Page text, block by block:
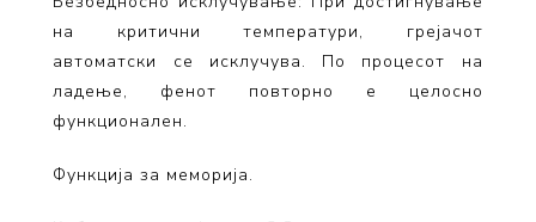
на критични температури, грејачот
автоматски се исклучува. По процесот на
ладење, фенот повторно е целосно
функционален.
Функција за меморија.